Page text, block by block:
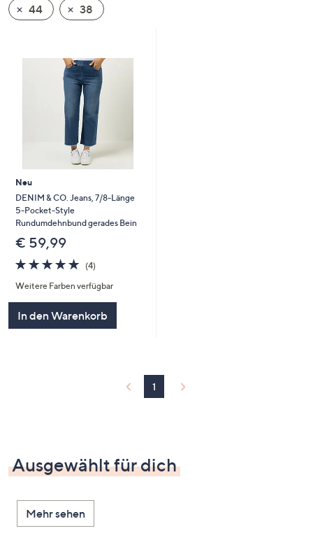
wischen
Touch-
diese
anzuzeigen.
44
38
Neu
DENIM & CO. Jeans, 7/8-Länge
5-Pocket-Style
Rundumdehnbund gerades Bein
€ 59,99
4.8
von
5
(4)4
Weitere Farben verfügbar
In den Warenkorb
1
Ausgewählt für dich
Mehr sehen